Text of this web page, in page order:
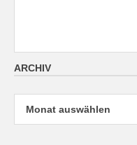
ARCHIV
Archiv